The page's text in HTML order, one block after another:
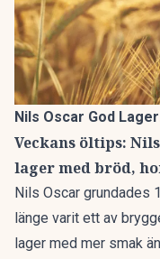
Nils Oscar God
Veckans öltips:
lager med bröd,
Nils Oscar grundades
länge varit ett av
lager med mer smak